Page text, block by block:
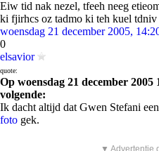
Eiw tid nak nezel, tfeeh neeg
ki fjirhcs oz tadmo ki teh kuel tdniv
woensdag 21 december 2005,
0
elsavior
quote:
Op woensdag 21 december
volgende:
Ik dacht altijd dat Gwen Stefani
foto gek.
▼ Advertentie